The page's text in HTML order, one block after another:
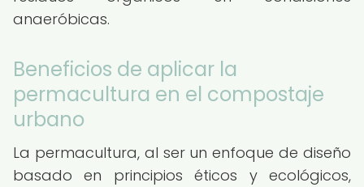
anaeróbicas.
Beneficios de aplicar la
permacultura en el compostaje
urbano
La permacultura, al ser un enfoque de diseño
basado en principios éticos y ecológicos,